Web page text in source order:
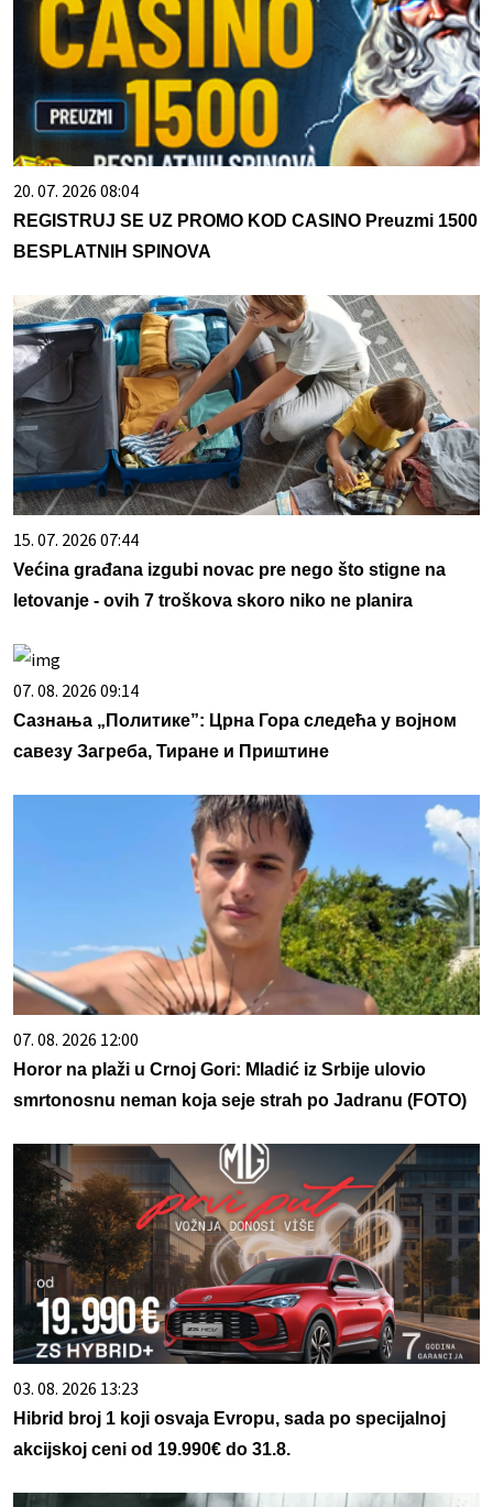
20. 07. 2026 08:04
REGISTRUJ SE UZ PROMO KOD CASINO Preuzmi 1500
BESPLATNIH SPINOVA
15. 07. 2026 07:44
Većina građana izgubi novac pre nego što stigne na
letovanje - ovih 7 troškova skoro niko ne planira
07. 08. 2026 09:14
Сазнања „Политике”: Црна Гора следећа у војном
савезу Загреба, Тиране и Приштине
07. 08. 2026 12:00
Horor na plaži u Crnoj Gori: Mladić iz Srbije ulovio
smrtonosnu neman koja seje strah po Jadranu (FOTO)
03. 08. 2026 13:23
Hibrid broj 1 koji osvaja Evropu, sada po specijalnoj
akcijskoj ceni od 19.990€ do 31.8.